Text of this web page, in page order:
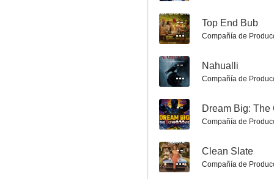
El Rey de Zamunda
-- Top End Bub
Compañía de
-- Nahualli
Compañía de
-- Dream Big:
Compañía de
-- Clean Slate
Compañía de